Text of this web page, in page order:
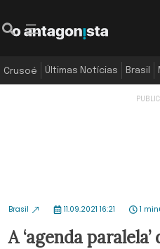
Crusoé Últimas Notícias Brasil
Brasil 11.09.2021 16:21 1
A ‘agenda